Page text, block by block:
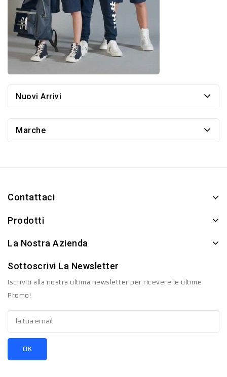
Nuovi Arrivi
Marche
Contattaci
Prodotti
La Nostra Azienda
Sottoscrivi La Newsletter
Iscriviti alla nostra ultima newsletter per ricevere le ultime
Promo!